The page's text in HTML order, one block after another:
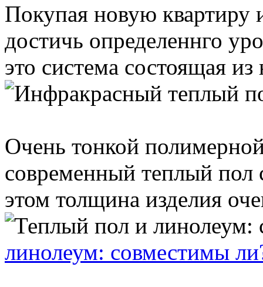
Покупая новую квартиру
достичь определеннго
это система состоящая из
Очень тонкой
современный теплый
этом толщина изделия
линолеум: совместимы